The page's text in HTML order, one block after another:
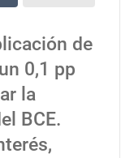
de
0,1 pp
la
BCE.